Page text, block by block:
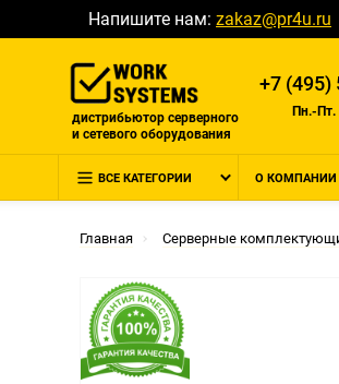
Напишите нам: zakaz@pr4u.ru
дистрибьютор серверного
и сетевого оборудования
+7 (495)
Пн.-Пт.
ВСЕ КАТЕГОРИИ О КОМПАНИИ
Главная Серверные